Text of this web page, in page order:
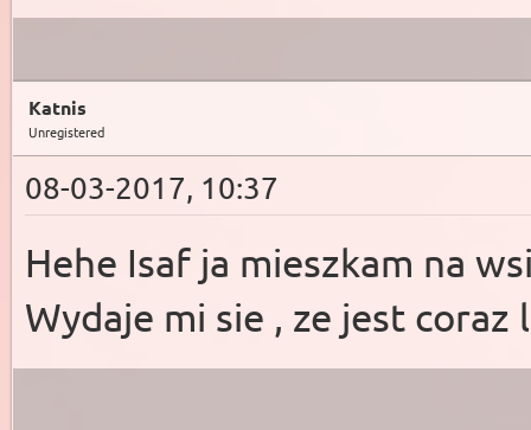
Katnis
Unregistered
08-03-2017, 10:37
Hehe Isaf ja mieszkam na
Wydaje mi sie , ze jest coraz